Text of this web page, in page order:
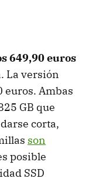
649,90 euros
La versión
Ambas
GB que
corta,
son
posible
SSD